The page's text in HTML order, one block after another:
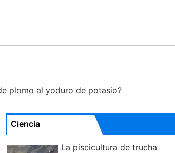
plomo al yoduro de potasio?
Ciencia
La piscicultura de trucha